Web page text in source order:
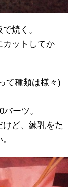
焼く。
カットしてか
て種類は様々)
ーツ。
ど、練乳をた